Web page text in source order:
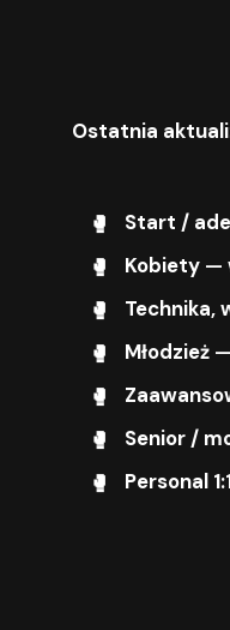
Ostatnia
Start /
Kobiety —
Technika,
Młodzież
Senior /
Personal